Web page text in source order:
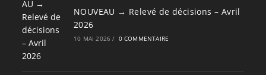
NOUVEAU → Relevé de décisions – Avril
2026
10 MAI 2026 / 0 COMMENTAIRE